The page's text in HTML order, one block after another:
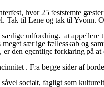
hvor 25 feststemte
Tak til Lene og tak til
udfordring: at
særlige fællesskab og
den egentlige forklaring på
. Fra begge sider af
socialt, fagligt som